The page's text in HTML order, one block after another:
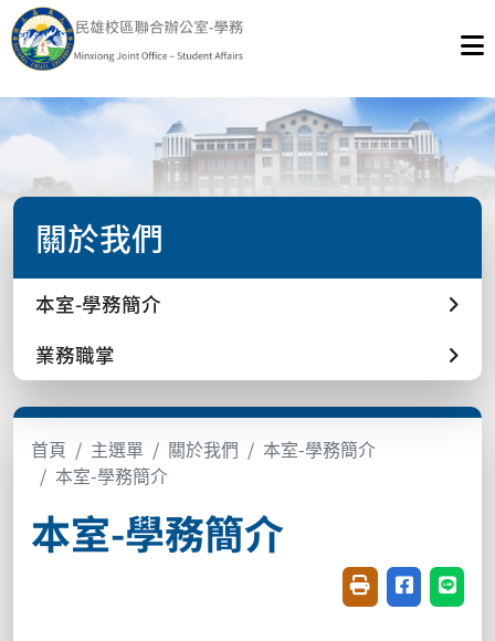
關於我們
本室-學務簡介
業務職掌
首頁 主選單 關於我們
本室-學務簡介
本室-學務簡介
本室-學務簡介
友善列印(開新視
分享至臉書
分享